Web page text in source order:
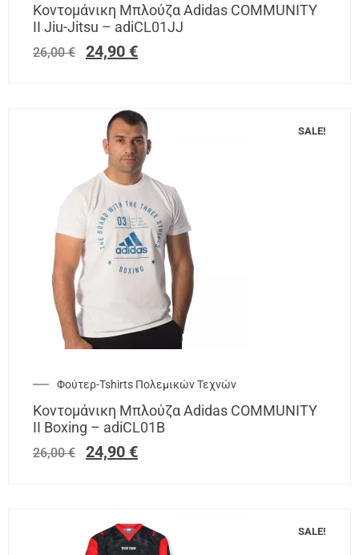
Κοντομάνικη Μπλούζα Adidas COMMUNITY
II Jiu-Jitsu – adiCL01JJ
26,00€ 24,90 €
SALE!
Φούτερ-Tshirts Πολεμικών Τεχνών
Κοντομάνικη Μπλούζα Adidas COMMUNITY
II Boxing – adiCL01B
26,00€ 24,90 €
SALE!